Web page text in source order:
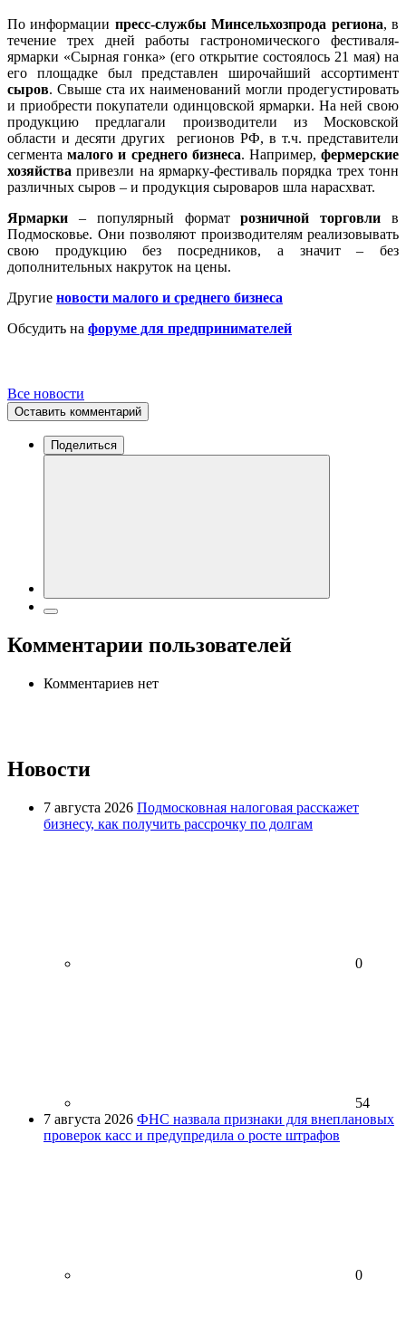
По информации пресс-службы Минсельхозпрода региона, в
течение трех дней работы гастрономического фестиваля-
ярмарки «Сырная гонка» (его открытие состоялось 21 мая) на
его площадке был представлен широчайший ассортимент
сыров. Свыше ста их наименований могли продегустировать
и приобрести покупатели одинцовской ярмарки. На ней свою
продукцию предлагали производители из Московской
области и десяти других регионов РФ, в т.ч. представители
сегментамалого и среднего бизнеса. Например,фермерские
хозяйства привезли на ярмарку-фестиваль порядка трех тонн
различных сыров – и продукция сыроваров шла нарасхват.
Ярмарки – популярный форматрозничной торговли в
Подмосковье. Они позволяют производителям реализовывать
свою продукцию без посредников, а значит – без
дополнительных накруток на цены.
Другие новости малого и среднего бизнеса
Обсудить на форуме для предпринимателей
Все новости
Оставить комментарий
Поделиться
Комментарии пользователей
Комментариев нет
Новости
7 августа 2026 Подмосковная налоговая расскажет
бизнесу, как получить рассрочку по долгам
0
54
7 августа 2026 ФНС назвала признаки для внеплановых
проверок касс и предупредила о росте штрафов
0